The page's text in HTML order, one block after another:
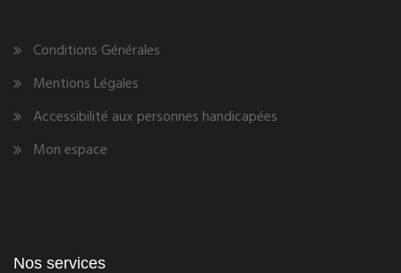
Conditions Générales
Mentions Légales
Accessibilité aux personnes handicapées
Mon espace
Nos services